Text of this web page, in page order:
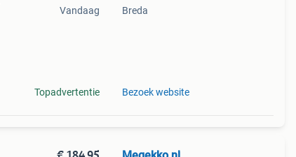
Vandaag
Topadvertentie
Breda
Bezoek website